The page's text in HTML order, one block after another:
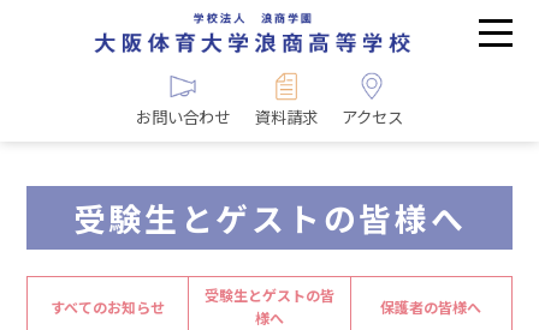
お問い合わせ 資料請求 アクセス
受験生とゲストの皆様へ
すべてのお知らせ
受験生とゲストの皆
様へ
保護者の皆様へ